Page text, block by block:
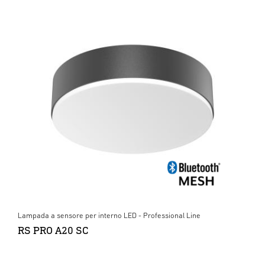
Lampada a sensore per interno LED - Professional Line
RS PRO A20 SC